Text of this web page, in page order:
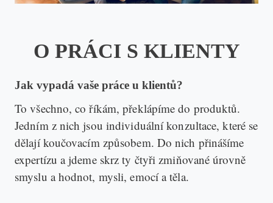
O PRÁCI S KLIENTY
Jak vypadá vaše práce u klientů?
To všechno, co říkám, překlápíme do produktů.
Jedním z nich jsou individuální konzultace, které se
dělají koučovacím způsobem. Do nich přinášíme
expertízu a jdeme skrz ty čtyři zmiňované úrovně
smyslu a hodnot, mysli, emocí a těla.